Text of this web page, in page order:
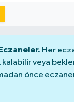
Her
kalabilir veya
önce